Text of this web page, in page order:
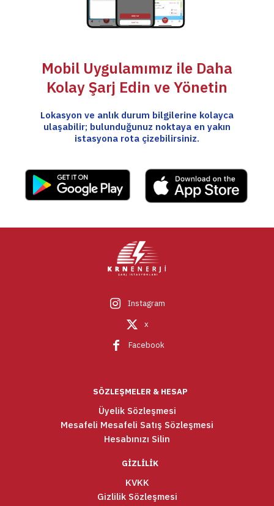
Mobil Uygulamımız ile Daha
Kolay Şarj Edin ve Yönetin
Lokasyon ve anlık durum bilgilerine kolayca
ulaşabilir; bulunduğunuz noktaya en yakın
istasyona rota çizebilirsiniz.
Instagram
x
Facebook
SÖZLEŞMELER & HESAP
Üyelik Sözleşmesi
Mesafeli Mesafeli Satış Sözleşmesi
Hesabınızı Silin
GİZLİLİK
KVKK
Gizlilik Sözleşmesi